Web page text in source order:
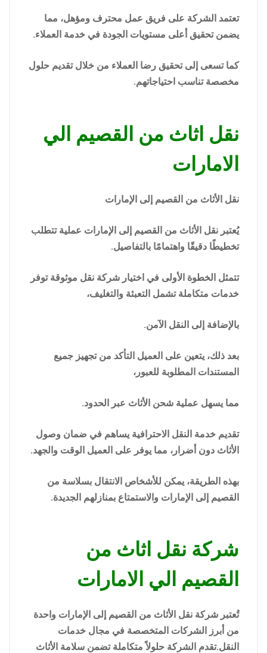
تعتمد الشركة على فريق عمل محترف ومؤهل، مما
يضمن تحقيق أعلى مستويات الجودة في خدمة العملاء.
كما تسعى إلى تحقيق رضا العملاء من خلال تقديم حلول
مخصصة تناسب احتياجاتهم.
نقل اثاث من القصيم الي
الامارات
نقل الأثاث من القصيم إلى الإمارات
يُعتبر نقل الأثاث من القصيم إلى الإمارات عملية تتطلب
تخطيطًا دقيقًا واهتمامًا بالتفاصيل.
تتمثل الخطوة الأولى في اختيار شركة نقل موثوقة توفر
خدمات متكاملة تشمل التعبئة والتغليف،
بالإضافة إلى النقل الآمن.
بعد ذلك، يتعين على العميل التأكد من تجهيز جميع
المستندات المطلوبة للعبور،
مما يسهل عملية شحن الأثاث عبر الحدود.
تقديم خدمة النقل الاحترافية يساهم في ضمان وصول
الأثاث دون أضرار، مما يوفر على العميل الوقت والجهد.
بهذه الطريقة، يمكن للأشخاص الانتقال بسلاسة من
القصيم إلى الإمارات والاستمتاع بمنازلهم الجديدة.
شركة نقل اثاث من
القصيم الي الامارات
تُعتبر شركة نقل الأثاث من القصيم إلى الإمارات واحدة
من أبرز الشركات المتخصصة في مجال خدمات
النقل.تقدم الشركة حلولاً متكاملة تضمن سلامة الأثاث